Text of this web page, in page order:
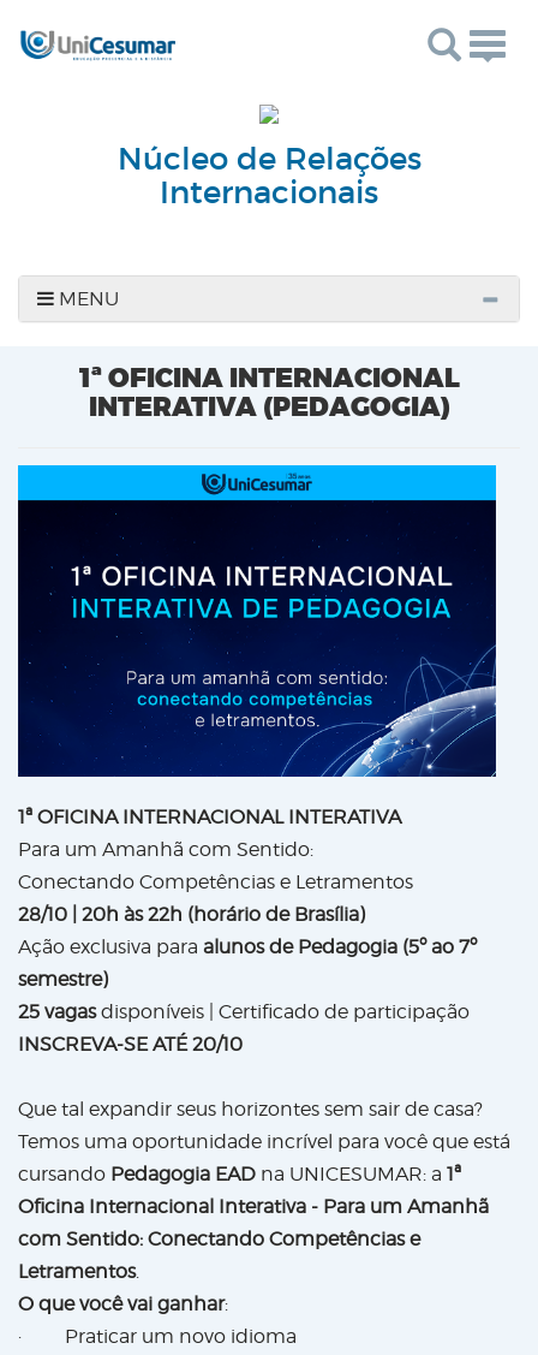
Núcleo de Relações
Internacionais
MENU
1ª OFICINA INTERNACIONAL
INTERATIVA (PEDAGOGIA)
1ª OFICINA INTERNACIONAL INTERATIVA
Para um Amanhã com Sentido:
Conectando Competências e Letramentos
28/10 | 20h às 22h (horário de Brasília)
Ação exclusiva para alunos de Pedagogia (5º ao 7º
semestre)
25 vagasdisponíveis | Certificado de participação
INSCREVA-SE ATÉ 20/10
Que tal expandir seus horizontes sem sair de casa?
Temos uma oportunidade incrível para você que está
cursando Pedagogia EAD na UNICESUMAR: a 1ª
Oficina Internacional Interativa - Para um Amanhã
com Sentido: Conectando Competências e
Letramentos.
O que você vai ganhar:
· Praticar um novo idioma